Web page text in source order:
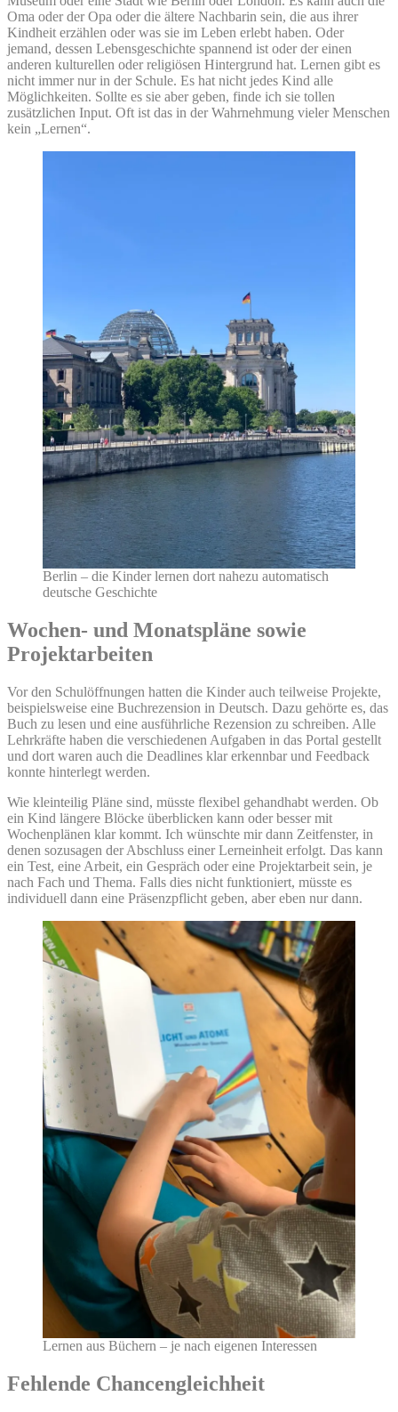
Oma oder der Opa oder die ältere Nachbarin sein, die aus ihrer
Kindheit erzählen oder was sie im Leben erlebt haben. Oder
jemand, dessen Lebensgeschichte spannend ist oder der einen
anderen kulturellen oder religiösen Hintergrund hat. Lernen gibt es
nicht immer nur in der Schule. Es hat nicht jedes Kind alle
Möglichkeiten. Sollte es sie aber geben, finde ich sie tollen
zusätzlichen Input. Oft ist das in der Wahrnehmung vieler Menschen
kein „Lernen“.
Berlin – die Kinder lernen dort nahezu automatisch
deutsche Geschichte
Wochen- und Monatspläne sowie
Projektarbeiten
Vor den Schulöffnungen hatten die Kinder auch teilweise Projekte,
beispielsweise eine Buchrezension in Deutsch. Dazu gehörte es, das
Buch zu lesen und eine ausführliche Rezension zu schreiben. Alle
Lehrkräfte haben die verschiedenen Aufgaben in das Portal gestellt
und dort waren auch die Deadlines klar erkennbar und Feedback
konnte hinterlegt werden.
Wie kleinteilig Pläne sind, müsste flexibel gehandhabt werden. Ob
ein Kind längere Blöcke überblicken kann oder besser mit
Wochenplänen klar kommt. Ich wünschte mir dann Zeitfenster, in
denen sozusagen der Abschluss einer Lerneinheit erfolgt. Das kann
ein Test, eine Arbeit, ein Gespräch oder eine Projektarbeit sein, je
nach Fach und Thema. Falls dies nicht funktioniert, müsste es
individuell dann eine Präsenzpflicht geben, aber eben nur dann.
Lernen aus Büchern – je nach eigenen Interessen
Fehlende Chancengleichheit